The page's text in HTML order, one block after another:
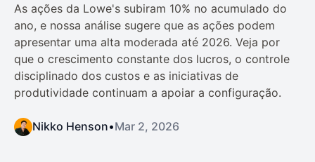
As ações da Lowe's subiram 10% no acumulado do
ano, e nossa análise sugere que as ações podem
apresentar uma alta moderada até 2026. Veja por
que o crescimento constante dos lucros, o controle
disciplinado dos custos e as iniciativas de
produtividade continuam a apoiar a configuração.
Nikko Henson•Mar 2, 2026